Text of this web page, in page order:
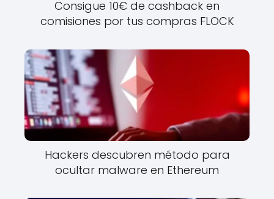
Consigue 10€ de cashback en
comisiones por tus compras FLOCK
Hackers descubren método para
ocultar malware en Ethereum